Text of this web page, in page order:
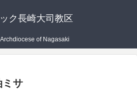
ク長崎大司教区
of Nagasaki
サ